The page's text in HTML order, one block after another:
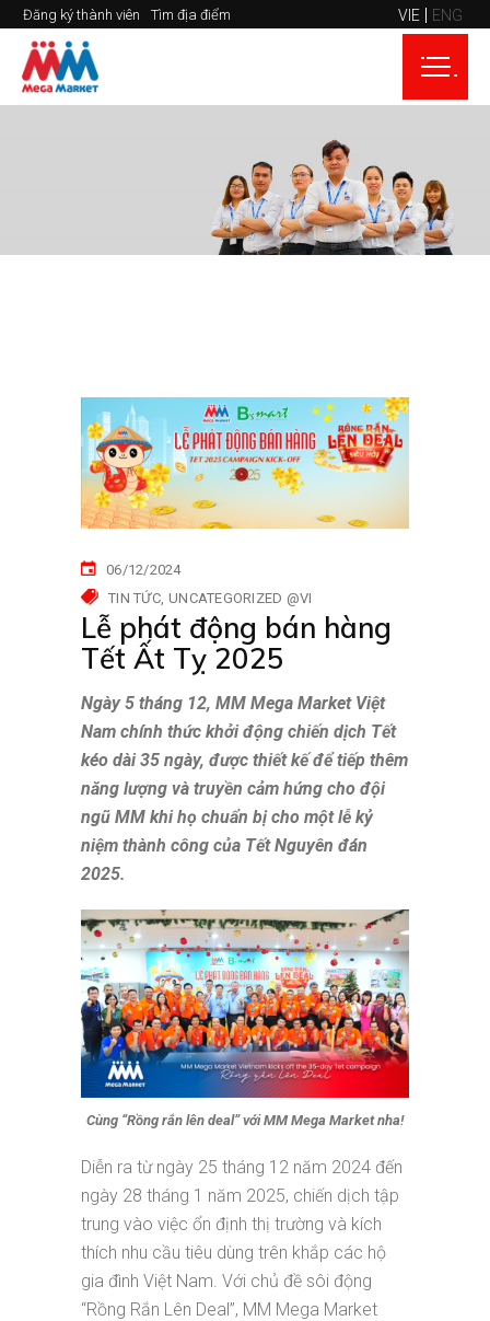
Đăng ký thành viên Tìm địa điểm VIE ENG
06/12/2024
TIN TỨC UNCATEGORIZED @VI
Lễ phát động bán hàng
Tết Ất Tỵ 2025
Ngày 5 tháng 12, MM Mega Market Việt
Nam chính thức khởi động chiến dịch Tết
kéo dài 35 ngày, được thiết kế để tiếp thêm
năng lượng và truyền cảm hứng cho đội
ngũ MM khi họ chuẩn bị cho một lễ kỷ
niệm thành công của Tết Nguyên đán
2025.
Cùng “Rồng rắn lên deal” với MM Mega Market nha!
Diễn ra từ ngày 25 tháng 12 năm 2024 đến
ngày 28 tháng 1 năm 2025, chiến dịch tập
trung vào việc ổn định thị trường và kích
thích nhu cầu tiêu dùng trên khắp các hộ
gia đình Việt Nam. Với chủ đề sôi động
“Rồng Rắn Lên Deal”, MM Mega Market